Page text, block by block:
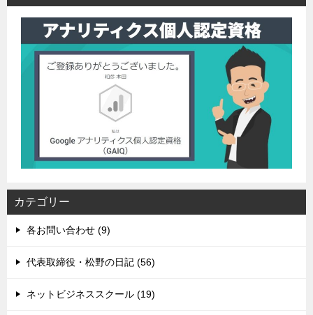
カテゴリー
各お問い合わせ (9)
代表取締役・松野の日記 (56)
ネットビジネススクール (19)